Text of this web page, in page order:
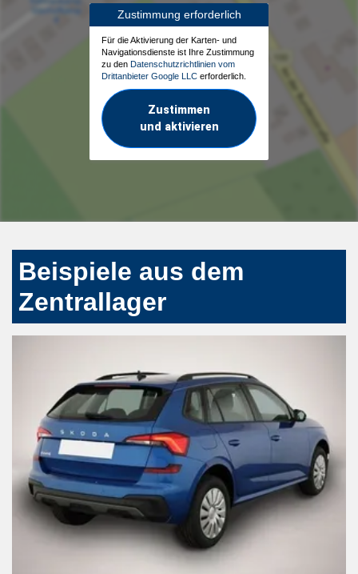
Zustimmung erforderlich
Für die Aktivierung der Karten- und
Navigationsdienste ist Ihre Zustimmung
zu den Datenschutzrichtlinien vom
Drittanbieter Google LLC erforderlich.
Zustimmen
und aktivieren
Beispiele aus dem
Zentrallager